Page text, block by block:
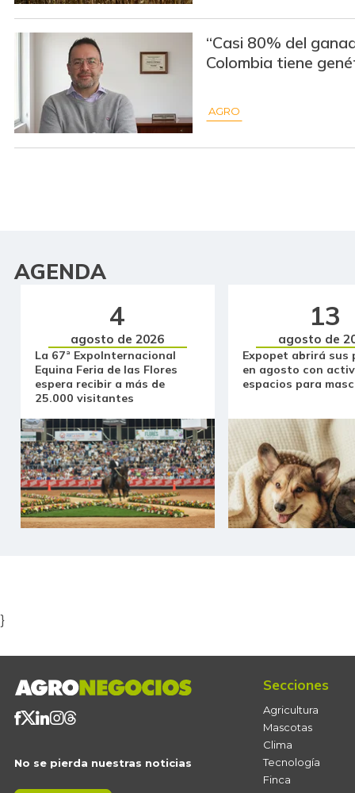
“Casi 80% del
Colombia tiene
AGRO
AGENDA
4
agosto de 2026
La 67ª ExpoInternacional
Equina Feria de las Flores
espera recibir a más de
25.000 visitantes
13
agosto de
Expopet abrirá sus
en agosto con
espacios para
}
No se pierda nuestras noticias
Secciones
Agricultura
Mascotas
Clima
Tecnología
Finca